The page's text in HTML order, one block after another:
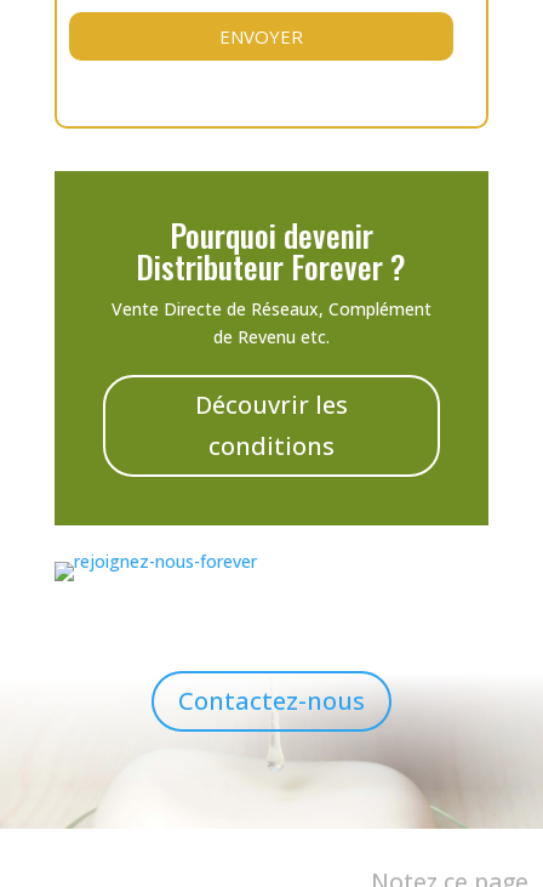
Pourquoi devenir
Distributeur Forever ?
Vente Directe de Réseaux, Complément
de Revenu etc.
Découvrir les
conditions
Contactez-nous